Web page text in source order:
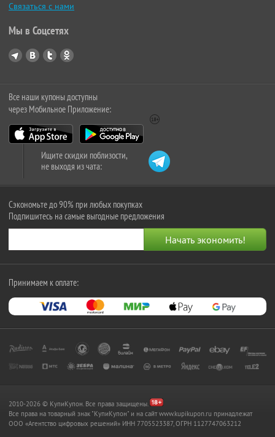
Связаться с нами
Мы в Соцсетях
Все наши купоны доступны
через Мобильное Приложение:
Ищите скидки поблизости,
не выходя из чата:
Сэкономьте до 90% при любых покупках
Подпишитесь на самые выгодные предложения
Принимаем к оплате:
2010-2026 © КупиКупон. Все права защищены.
Все права на товарный знак "КупиКупон" и на сайт www.kupikupon.ru принадлежат
OOO «Агентство цифровых решений» ИНН 7705523387, ОГРН 1127747063212